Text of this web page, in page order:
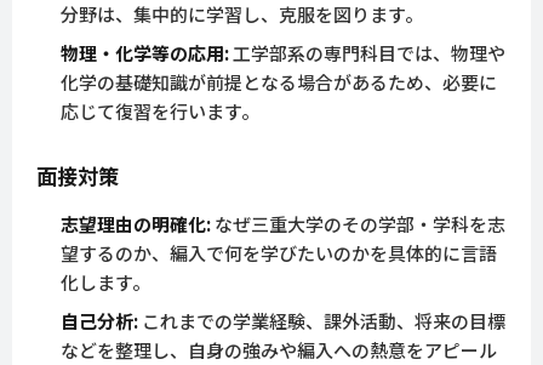
分野は、集中的に学習し、克服を図ります。
物理・化学等の応用:工学部系の専門科目では、物理や
化学の基礎知識が前提となる場合があるため、必要に
応じて復習を行います。
面接対策
志望理由の明確化:なぜ三重大学のその学部・学科を志
望するのか、編入で何を学びたいのかを具体的に言語
化します。
自己分析: これまでの学業経験、課外活動、将来の目標
などを整理し、自身の強みや編入への熱意をアピール